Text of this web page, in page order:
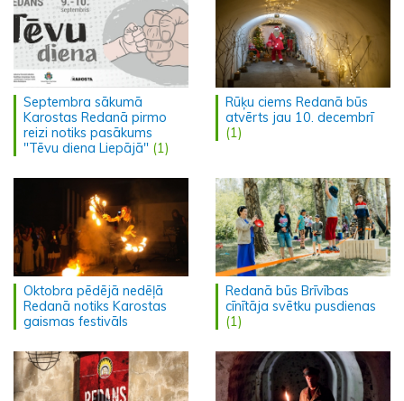
Septembra sākumā
Karostas Redanā pirmo
reizi notiks pasākums
"Tēvu diena Liepājā" (1)
Rūķu ciems Redanā būs
atvērts jau 10. decembrī
(1)
Oktobra pēdējā nedēļā
Redanā notiks Karostas
gaismas festivāls
Redanā būs Brīvības
cīnītāja svētku pusdienas
(1)